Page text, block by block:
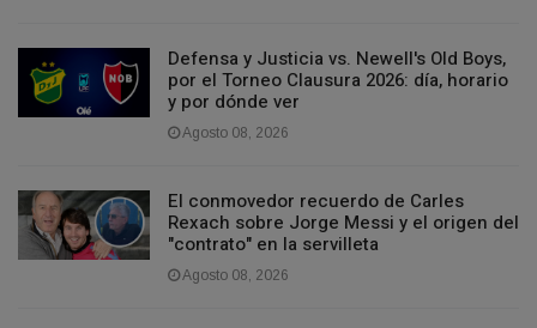
Defensa y Justicia vs. Newell's Old Boys,
por el Torneo Clausura 2026: día, horario
y por dónde ver
Agosto 08, 2026
El conmovedor recuerdo de Carles
Rexach sobre Jorge Messi y el origen del
"contrato" en la servilleta
Agosto 08, 2026